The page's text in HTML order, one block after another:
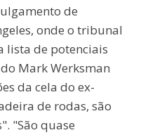
de
onde o tribunal
lista de potenciais
Mark Werksman
da cela do ex-
de rodas, são
"São quase